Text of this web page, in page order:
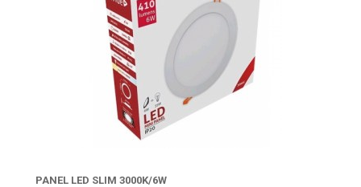
PANEL LED SLIM 3000K/6W